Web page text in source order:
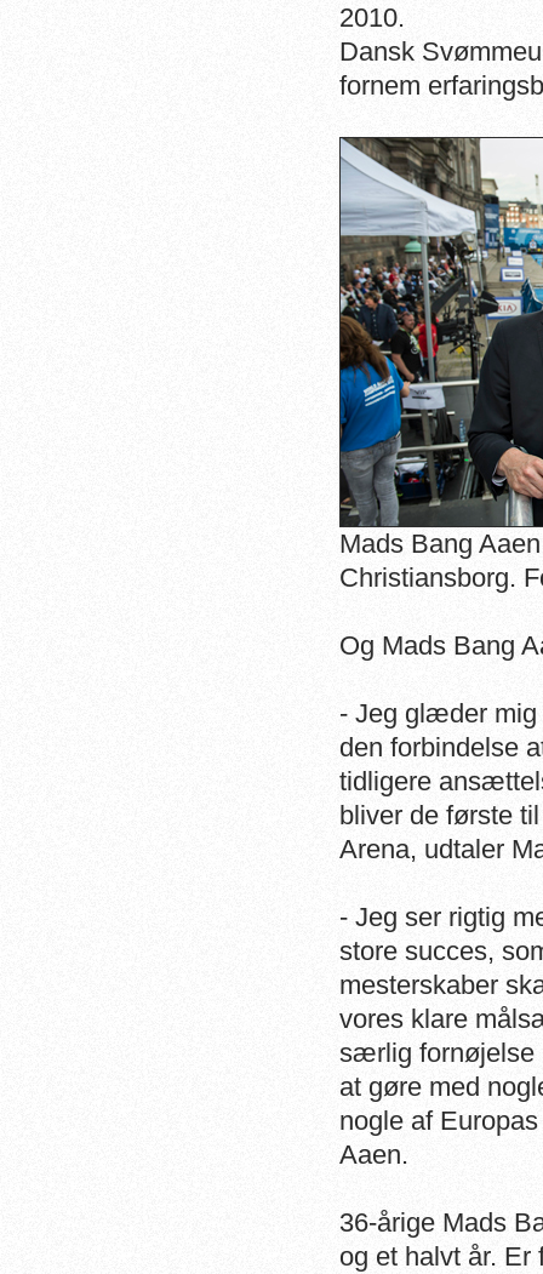
2010.
Dansk
fornem
Mads Bang
Christiansborg.
Og Mads Bang
- Jeg glæder mig
den forbindelse
tidligere
bliver de første
Arena, udtaler
- Jeg ser rigtig
store succes,
mesterskaber
vores klare
særlig fornøjelse
at gøre med
nogle af
Aaen.
36-årige Mads
og et halvt år.